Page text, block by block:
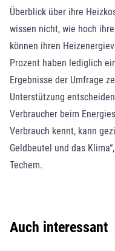
Überblick über ihre
wissen nicht, wie hoch
können ihren
Prozent haben lediglich
Ergebnisse der Umfrage
Unterstützung
Verbraucher beim
Verbrauch kennt, kann
Geldbeutel und das
Techem.
Auch interessant